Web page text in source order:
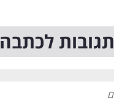
תגובות לכתבה